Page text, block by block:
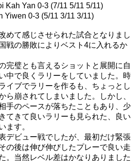
Kah Yan 0-3 (7/11 5/11 5/11)
Yiwen 0-3 (5/11 3/11 3/11)
めて感じさせられた試合となりまし
戦の勝敗によりベスト4に入れるか
完璧とも言えるショットと展開に自
中で良くラリーをしていました。時
イブでラリーを作るも、ちょっとし
ら崩されてしまいました。しかし、
手のペースが落ちたこともあり、少
てきて良いラリーも見られた、良い
ます。
デビュー戦でしたが、最初だけ緊張
の後は伸び伸びしたプレーで良い走
。当然レベル差はかなりありました